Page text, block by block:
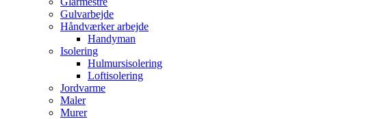
Gulvarbejde
Håndværker arbejde
Handyman
Isolering
Hulmursisolering
Loftisolering
Jordvarme
Maler
Murer